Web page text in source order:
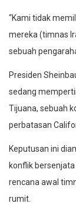
“Kami tidak
mereka (timnas
sebuah
Presiden
sedang
Tijuana, sebuah
perbatasan
Keputusan ini
konflik
rencana awal
rumit.